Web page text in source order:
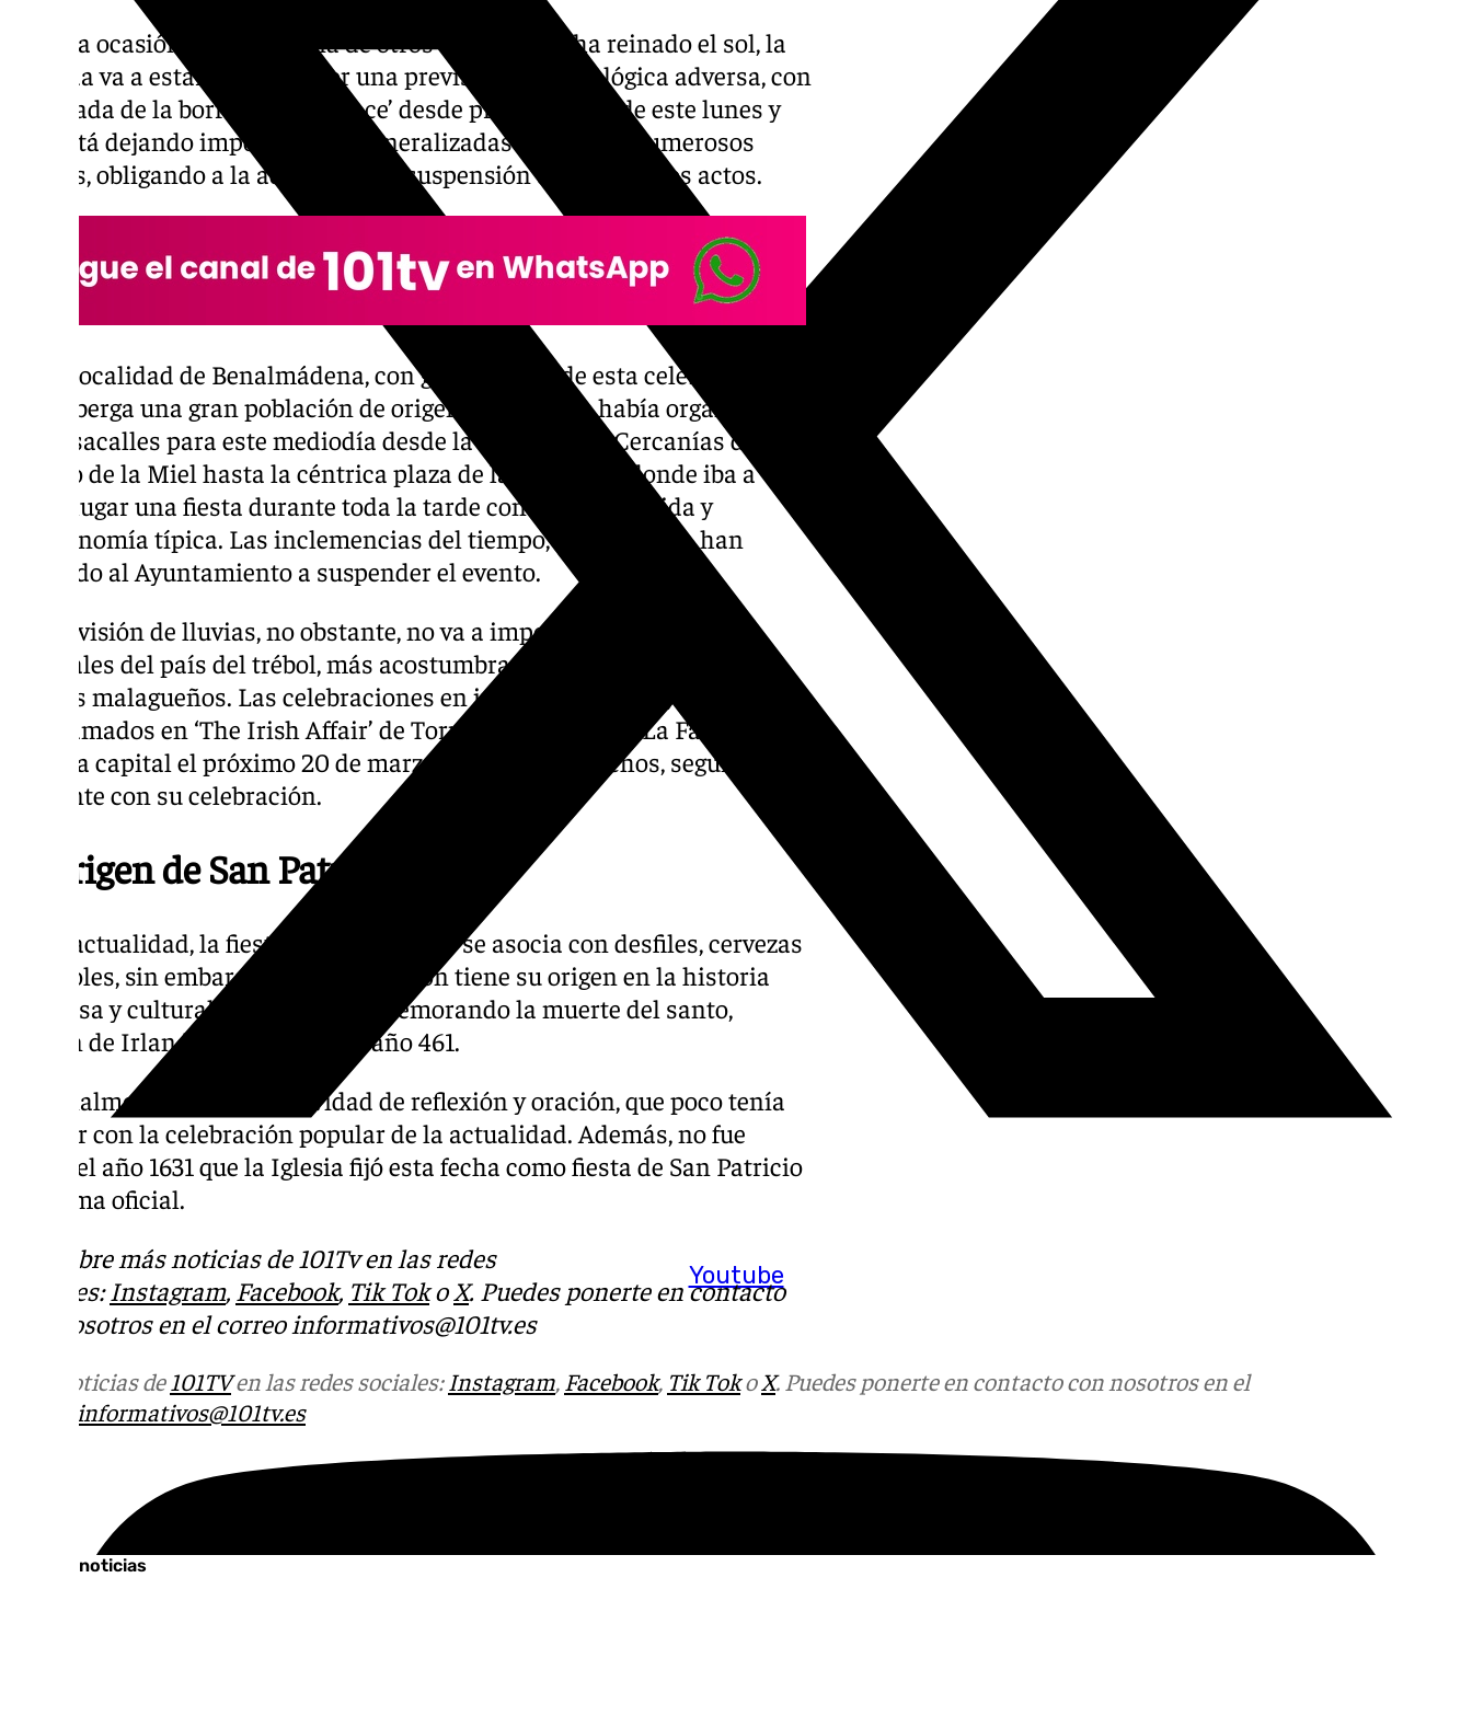
Youtube
En esta ocasión, y a diferencia de otros años donde ha reinado el sol, la
jornada va a estar marcada por una previsión meteorológica adversa, con
la llegada de la borrasca ‘Laurence’ desde primera hora de este lunes y
que está dejando importantes y generalizadas lluvias en numerosos
puntos, obligando a la adaptación o suspensión de numerosos actos.
En la localidad de Benalmádena, con gran arraigo de esta celebración y
que alberga una gran población de origen irlandés, se había organizado
un pasacalles para este mediodía desde la Estación de Cercanías de
Arroyo de la Miel hasta la céntrica plaza de la Mezquita, donde iba a
tener lugar una fiesta durante toda la tarde con música, bebida y
gastronomía típica. Las inclemencias del tiempo, sin embargo, han
obligado al Ayuntamiento a suspender el evento.
La previsión de lluvias, no obstante, no va a impedir la fiesta de los
naturales del país del trébol, más acostumbrados a estas condiciones
que los malagueños. Las celebraciones en interiores y ‘pubs’, como los
programados en ‘The Irish Affair’ de Torremolinos o el de La Fábrica de
Málaga capital el próximo 20 de marzo, entre otros muchos, seguirán
adelante con su celebración.
El origen de San Patricio
En la actualidad, la fiesta de San Patricio se asocia con desfiles, cervezas
y tréboles, sin embargo, esta celebración tiene su origen en la historia
religiosa y cultural irlandesa, conmemorando la muerte del santo,
patrón de Irlanda, ocurrida en el año 461.
Originalmente fue una festividad de reflexión y oración, que poco tenía
que ver con la celebración popular de la actualidad. Además, no fue
hasta el año 1631 que la Iglesia fijó esta fecha como fiesta de San Patricio
de forma oficial.
Descubre más noticias de 101Tv en las redes
sociales:Instagram, Facebook, Tik TokoX. Puedes ponerte en contacto
con nosotros en el correo informativos@101tv.es
Más noticias de101TVen las redes sociales:Instagram, Facebook, Tik TokoX. Puedes ponerte en contacto con nosotros en el
informativos@101tv.es
Últimas noticias